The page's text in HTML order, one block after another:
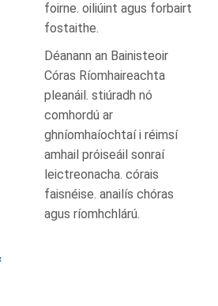
foirne. oiliúint agus forbairt
fostaithe.
Déanann an Bainisteoir
Córas Ríomhaireachta
pleanáil. stiúradh nó
comhordú ar
ghníomhaíochtaí i réimsí
amhail próiseáil sonraí
leictreonacha. córais
faisnéise. anailís chóras
agus ríomhchlárú.